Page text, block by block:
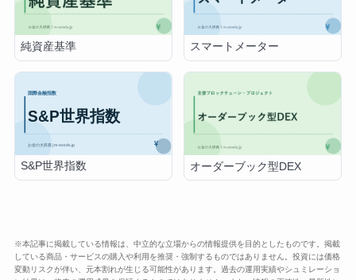
純資産基準 スマートメーター
S&P世界指数 オーダーブック型DEX
※本記事に掲載している情報は、中立的な立場からの情報提供を目的としたものです。掲載
している商品・サービスの購入や利用を推奨・強制するものではありません。投資には価格
変動リスクが伴い、元本割れが生じる可能性があります。過去の運用実績やシュミレーショ